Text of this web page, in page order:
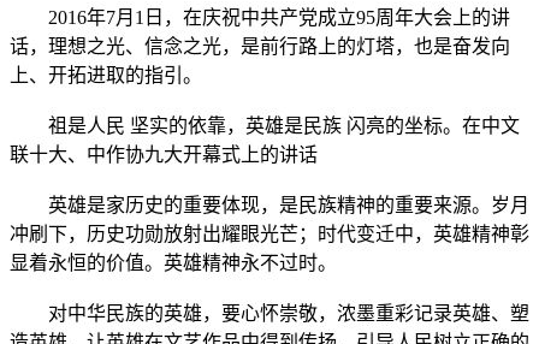
2016年7月1日，在庆祝中共产党成立95周年大会上的讲
话，理想之光、信念之光，是前行路上的灯塔，也是奋发向
上、开拓进取的指引。
祖是人民 坚实的依靠，英雄是民族 闪亮的坐标。在中文
联十大、中作协九大开幕式上的讲话
英雄是家历史的重要体现，是民族精神的重要来源。岁月
冲刷下，历史功勋放射出耀眼光芒；时代变迁中，英雄精神彰
显着永恒的价值。英雄精神永不过时。
对中华民族的英雄，要心怀崇敬，浓墨重彩记录英雄、塑